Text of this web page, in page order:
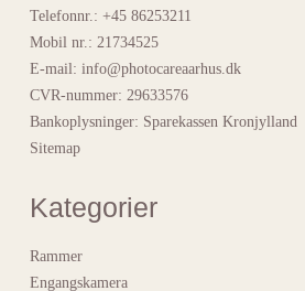
Telefonnr.: +45 86253211
Mobil nr.: 21734525
E-mail: info@photocareaarhus.dk
CVR-nummer: 29633576
Bankoplysninger: Sparekassen Kronjylland
Sitemap
Kategorier
Rammer
Engangskamera